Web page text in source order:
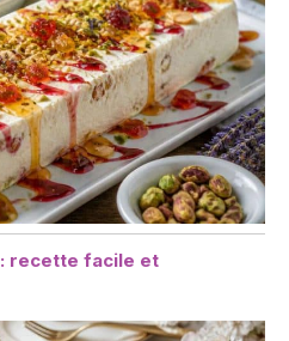
recette facile et